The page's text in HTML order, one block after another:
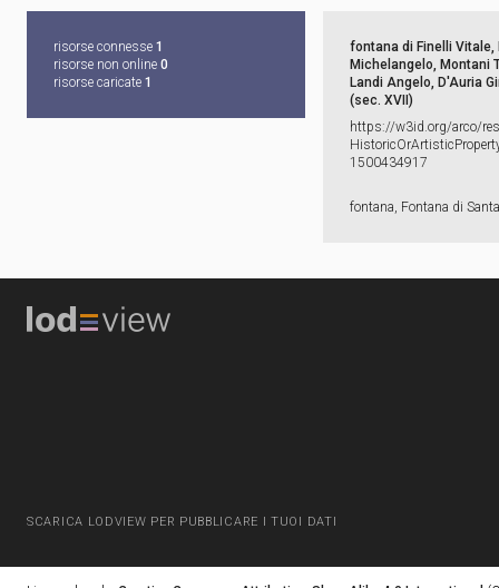
risorse connesse 1
risorse non online 0
risorse caricate 1
fontana di Finelli Vitale,
Michelangelo, Montani
Landi Angelo, D'Auria
(sec. XVII)
https:​/​/​w3id.​org/​arco/​
1500434917
fontana, Fontana di
SCARICA LODVIEW PER PUBBLICARE I TUOI DATI